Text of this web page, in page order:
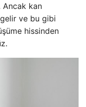
kan
ve bu gibi
hissinden